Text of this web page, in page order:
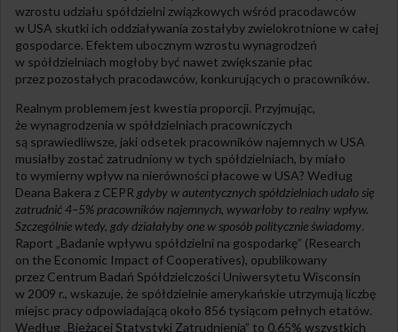
wzrostu udziału spółdzielni związkowych wśród pracodawców
w USA skutki ich oddziaływania zostałyby zwielokrotnione w całej
gospodarce. Efektem ubocznym wzrostu wynagrodzeń
w spółdzielniach mogłoby być nawet zwiększanie płac
przez pozostałych pracodawców, konkurujących o pracowników.
Realnym problemem jest kwestia proporcji. Przyjmując,
że wynagrodzenia w spółdzielniach pracowniczych
są sprawiedliwsze, jaki odsetek pracowników najemnych w USA
musiałby zostać zatrudniony w tych spółdzielniach, by miało
to wymierny wpływ na nierówności płacowe w USA? Według
Deana Bakera z CEPRgdyby w autentycznych spółdzielniach udało się
zatrudnić 4–5% pracowników najemnych, wywarłoby to realny wpływ.
Szczególnie wtedy, gdy działałyby one w sposób politycznie świadomy.
Raport „Badanie wpływu spółdzielni na gospodarkę” (Research
on the Economic Impact of Cooperatives), opublikowany
przez Centrum Badań Spółdzielczości Uniwersytetu Wisconsin
w 2009 r., wskazuje, że spółdzielnie amerykańskie utrzymują liczbę
miejsc pracy odpowiadającą około 856 tysiącom pełnych etatów.
Według „Bieżącej Statystyki Zatrudnienia” to 0,65% wszystkich